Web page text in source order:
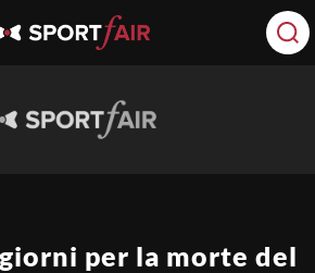
per la morte del